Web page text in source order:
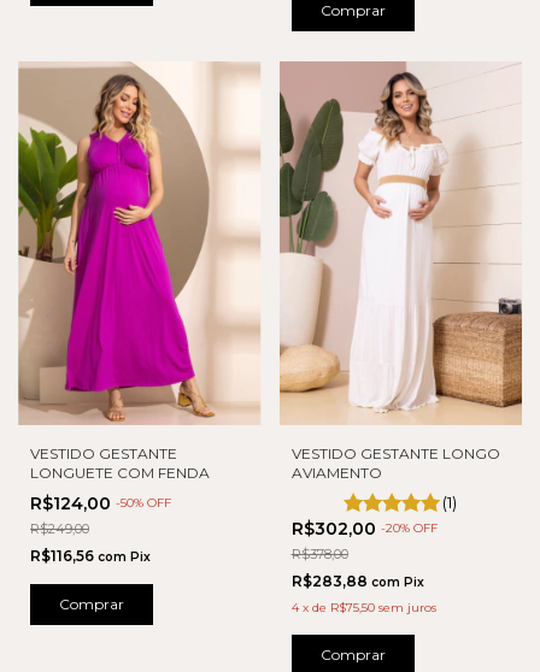
Comprar
VESTIDO GESTANTE
LONGUETE COM FENDA
R$124,00 -50% OFF
R$249,00
R$116,56 com Pix
Comprar
VESTIDO GESTANTE LONGO
AVIAMENTO
(1)
R$302,00 -20% OFF
R$378,00
R$283,88 com Pix
4 x de R$75,50 sem juros
Comprar